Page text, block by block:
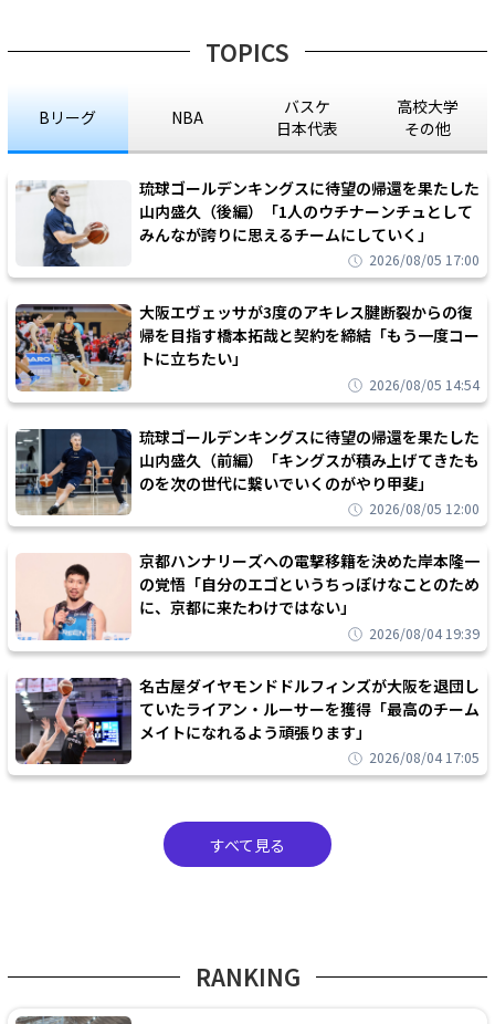
TOPICS
Bリーグ NBA
バスケ
日本代表
高校大学
その他
琉球ゴールデンキングスに待望の帰還を果たした
山内盛久（後編）「1人のウチナーンチュとして
みんなが誇りに思えるチームにしていく」
2026/08/05 17:00
大阪エヴェッサが3度のアキレス腱断裂からの復
帰を目指す橋本拓哉と契約を締結「もう一度コー
トに立ちたい」
2026/08/05 14:54
琉球ゴールデンキングスに待望の帰還を果たした
山内盛久（前編）「キングスが積み上げてきたも
のを次の世代に繋いでいくのがやり甲斐」
2026/08/05 12:00
京都ハンナリーズへの電撃移籍を決めた岸本隆一
の覚悟「自分のエゴというちっぽけなことのため
に、京都に来たわけではない」
2026/08/04 19:39
名古屋ダイヤモンドドルフィンズが大阪を退団し
ていたライアン・ルーサーを獲得「最高のチーム
メイトになれるよう頑張ります」
2026/08/04 17:05
すべて見る
RANKING